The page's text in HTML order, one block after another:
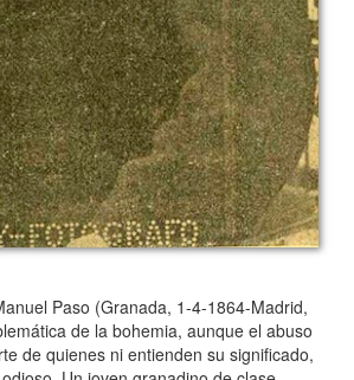
Paso (Granada, 1-4-1864-Madrid,
de la bohemia, aunque el abuso
de quienes ni entienden su significado,